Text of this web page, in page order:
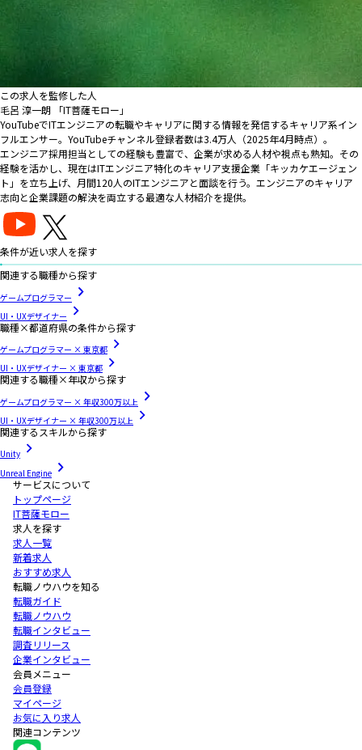
この求人を監修した人
毛呂 淳一朗 「IT菩薩モロー」
YouTubeでITエンジニアの転職やキャリアに関する情報を発信するキャリア系イン
フルエンサー。YouTubeチャンネル登録者数は3.4万人（2025年4月時点）。
エンジニア採用担当としての経験も豊富で、企業が求める人材や視点も熟知。その
経験を活かし、現在はITエンジニア特化のキャリア支援企業「キッカケエージェン
ト」を立ち上げ、月間120人のITエンジニアと面談を行う。エンジニアのキャリア
志向と企業課題の解決を両立する最適な人材紹介を提供。
条件が近い求人を探す
関連する職種から探す
ゲームプログラマー
UI・UXデザイナー
職種×都道府県の条件から探す
ゲームプログラマー × 東京都
UI・UXデザイナー × 東京都
関連する職種×年収から探す
ゲームプログラマー × 年収300万以上
UI・UXデザイナー × 年収300万以上
関連するスキルから探す
Unity
Unreal Engine
サービスについて
トップページ
IT菩薩モロー
求人を探す
求人一覧
新着求人
おすすめ求人
転職ノウハウを知る
転職ガイド
転職ノウハウ
転職インタビュー
調査リリース
企業インタビュー
会員メニュー
会員登録
マイページ
お気に入り求人
関連コンテンツ